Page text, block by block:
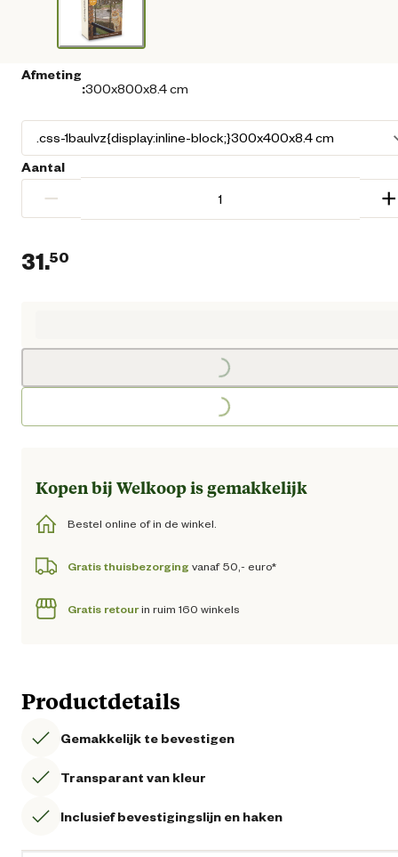
Afmeting
:300x800x8.4 cm
Aantal
− +
31.50
Loading...
Loading...
Kopen bij Welkoop is gemakkelijk
Bestel online of in de winkel.
Gratis thuisbezorging vanaf 50,- euro*
Gratis retourin ruim 160 winkels
Productdetails
Gemakkelijk te bevestigen
Transparant van kleur
Inclusief bevestigingslijn en haken